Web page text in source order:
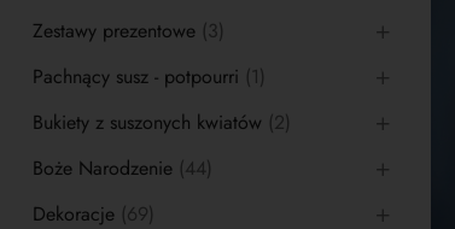
Zestawy prezentowe (3)
Pachnący susz - potpourri (1)
Bukiety z suszonych kwiatów (2)
Boże Narodzenie (44)
Dekoracje (69)